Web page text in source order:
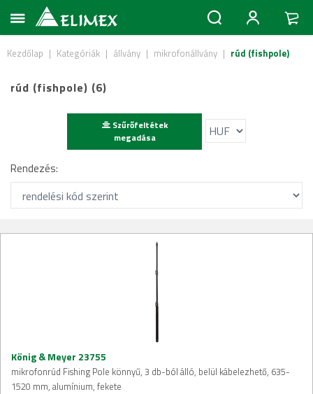
Kezdőlap | Kategóriák | állvány | mikrofonállvány | rúd (fishpole)
rúd (fishpole) (6)
Szűrőfeltétek
megadása
Rendezés:
König & Meyer 23755
mikrofonrúd Fishing Pole könnyű, 3 db-ból álló, belül kábelezhető, 635-
1520 mm, alumínium, fekete